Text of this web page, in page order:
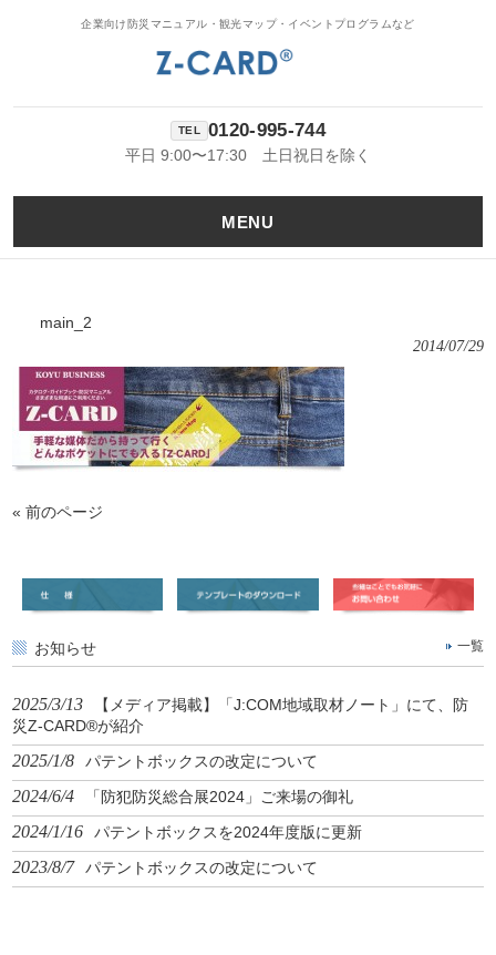
企業向け防災マニュアル・観光マップ・イベントプログラムなど
0120-995-744
平日 9:00〜17:30 土日祝日を除く
MENU
main_2
2014/07/29
« 前のページ
お知らせ 一覧
2025/3/13
【メディア掲載】「J:COM地域取材ノート」にて、防
災Z-CARD®が紹介
2025/1/8 パテントボックスの改定について
2024/6/4 「防犯防災総合展2024」ご来場の御礼
2024/1/16 パテントボックスを2024年度版に更新
2023/8/7 パテントボックスの改定について